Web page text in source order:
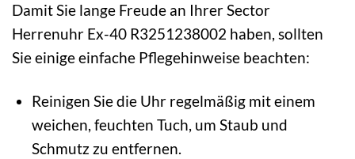
Damit Sie lange Freude an Ihrer Sector
Herrenuhr Ex-40 R3251238002 haben, sollten
Sie einige einfache Pflegehinweise beachten:
Reinigen Sie die Uhr regelmäßig mit einem
weichen, feuchten Tuch, um Staub und
Schmutz zu entfernen.